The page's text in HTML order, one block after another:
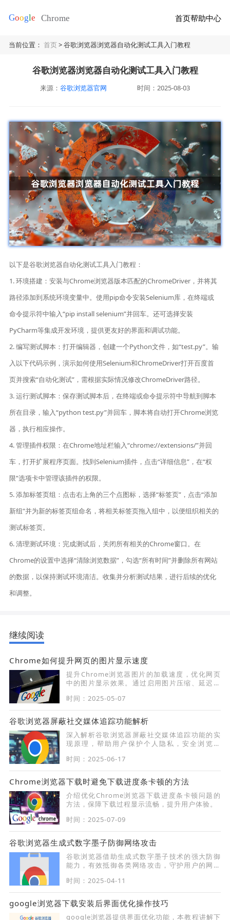
首页帮助中心
当前位置：首页> 谷歌浏览器浏览器自动化测试工具入门教程
谷歌浏览器浏览器自动化测试工具入门教程
来源： 谷歌浏览器官网 时间：2025-08-03
以下是谷歌浏览器自动化测试工具入门教程：
1. 环境搭建：安装与Chrome浏览器版本匹配的ChromeDriver，并将其
路径添加到系统环境变量中。使用pip命令安装Selenium库，在终端或
命令提示符中输入“pip install selenium”并回车。还可选择安装
PyCharm等集成开发环境，提供更友好的界面和调试功能。
2. 编写测试脚本：打开编辑器，创建一个Python文件，如“test.py”。输
入以下代码示例，演示如何使用Selenium和ChromeDriver打开百度首
页并搜索“自动化测试”，需根据实际情况修改ChromeDriver路径。
3. 运行测试脚本：保存测试脚本后，在终端或命令提示符中导航到脚本
所在目录，输入“python test.py”并回车，脚本将自动打开Chrome浏览
器，执行相应操作。
4. 管理插件权限：在Chrome地址栏输入“chrome://extensions/”并回
车，打开扩展程序页面。找到Selenium插件，点击“详细信息”，在“权
限”选项卡中管理该插件的权限。
5. 添加标签页组：点击右上角的三个点图标，选择“标签页”，点击“添加
新组”并为新的标签页组命名，将相关标签页拖入组中，以便组织相关的
测试标签页。
6. 清理测试环境：完成测试后，关闭所有相关的Chrome窗口。在
Chrome的设置中选择“清除浏览数据”，勾选“所有时间”并删除所有网站
的数据，以保持测试环境清洁。收集并分析测试结果，进行后续的优化
和调整。
继续阅读
Chrome如何提升网页的图片显示速度
提升Chrome浏览器图片的加载速度，优化网页
中的图片显示效果。通过启用图片压缩、延迟加
页面上。
时间：2025-05-07
谷歌浏览器屏蔽社交媒体追踪功能解析
深入解析谷歌浏览器屏蔽社交媒体追踪功能的实
现原理，帮助用户保护个人隐私，安全浏览网
时间：2025-06-17
Chrome浏览器下载时避免下载进度条卡顿的方法
介绍优化Chrome浏览器下载进度条卡顿问题的
方法，保障下载过程显示流畅，提升用户体验。
时间：2025-07-09
谷歌浏览器生成式数字墨子防御网络攻击
谷歌浏览器借助生成式数字墨子技术的强大防御
能力，有效抵御各类网络攻击，守护用户的网络
时间：2025-04-11
google浏览器下载安装后界面优化操作技巧
google浏览器提供界面优化功能，本教程讲解下